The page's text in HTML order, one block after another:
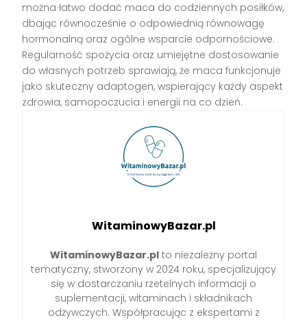
można łatwo dodać maca do codziennych posiłków,
dbając równocześnie o odpowiednią równowagę
hormonalną oraz ogólne wsparcie odpornościowe.
Regularność spożycia oraz umiejętne dostosowanie
do własnych potrzeb sprawiają, że maca funkcjonuje
jako skuteczny adaptogen, wspierający każdy aspekt
zdrowia, samopoczucia i energii na co dzień.
WitaminowyBazar.pl
WitaminowyBazar.pl to niezależny portal
tematyczny, stworzony w 2024 roku, specjalizujący
się w dostarczaniu rzetelnych informacji o
suplementacji, witaminach i składnikach
odżywczych. Współpracując z ekspertami z